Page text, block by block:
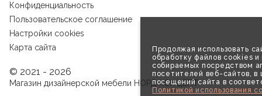
Продолжая использовать
обработку файлов cookies и
собираемых посредством
посетителей веб-сайтов, в
посещений сайта в
Политикой использования
Конфиденциальность
Пользовательское соглашение
Настройки cookies
Карта сайта
© 2021 - 2026
Магазин дизайнерской мебели НОРД КОНЦЕПТ